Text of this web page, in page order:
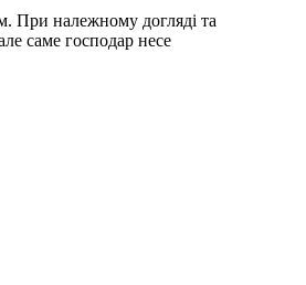
При належному догляді та
саме господар несе